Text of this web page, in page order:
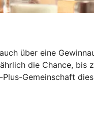
über eine
die Chance, bis
Gemeinschaft